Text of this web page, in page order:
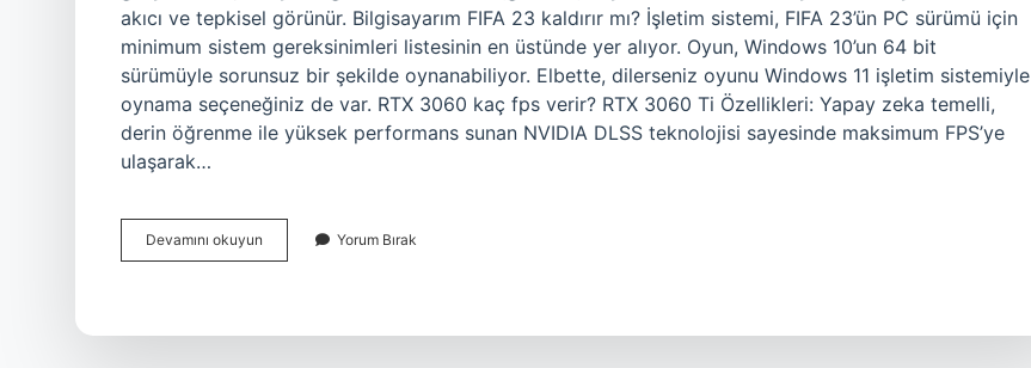
akıcı ve tepkisel görünür. Bilgisayarım FIFA 23 kaldırır mı? İşletim sistemi, FIFA 23’ün PC sürümü için
minimum sistem gereksinimleri listesinin en üstünde yer alıyor. Oyun, Windows 10’un 64 bit
sürümüyle sorunsuz bir şekilde oynanabiliyor. Elbette, dilerseniz oyunu Windows 11 işletim sistemiyle
oynama seçeneğiniz de var. RTX 3060 kaç fps verir? RTX 3060 Ti Özellikleri: Yapay zeka temelli,
derin öğrenme ile yüksek performans sunan NVIDIA DLSS teknolojisi sayesinde maksimum FPS’ye
ulaşarak…
Devamını okuyun
23
Yorum Bırak